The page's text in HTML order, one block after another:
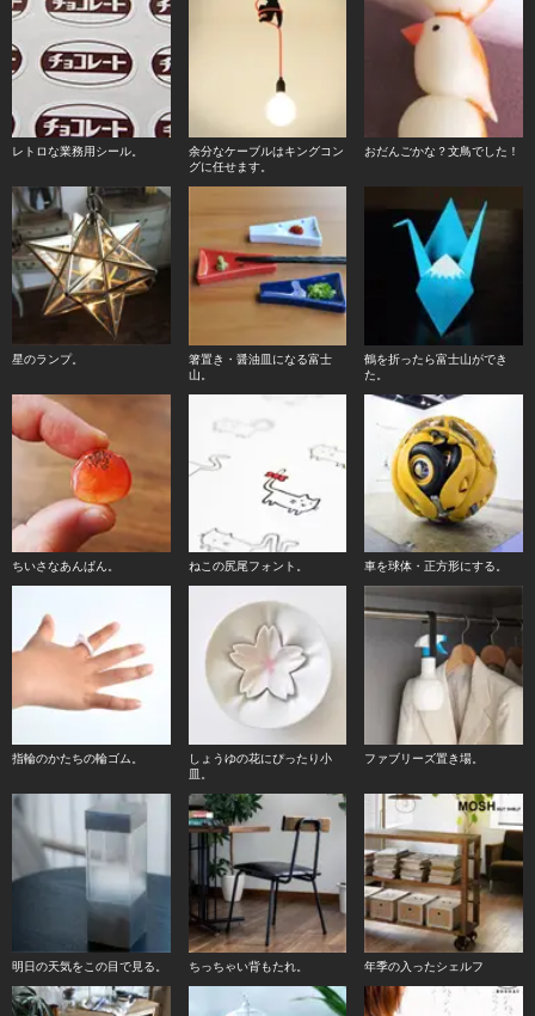
レトロな業務用シール。
余分なケーブルはキングコン
グに任せます。
おだんごかな？文鳥でした！
星のランプ。
箸置き・醤油皿になる富士
山。
鶴を折ったら富士山ができ
た。
ちいさなあんぱん。 ねこの尻尾フォント。 車を球体・正方形にする。
指輪のかたちの輪ゴム。
しょうゆの花にぴったり小
皿。
ファブリーズ置き場。
明日の天気をこの目で見る。 ちっちゃい背もたれ。 年季の入ったシェルフ